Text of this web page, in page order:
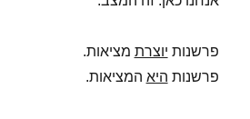
פרשנות יוצרת מציאות.
פרשנות היא המציאות.